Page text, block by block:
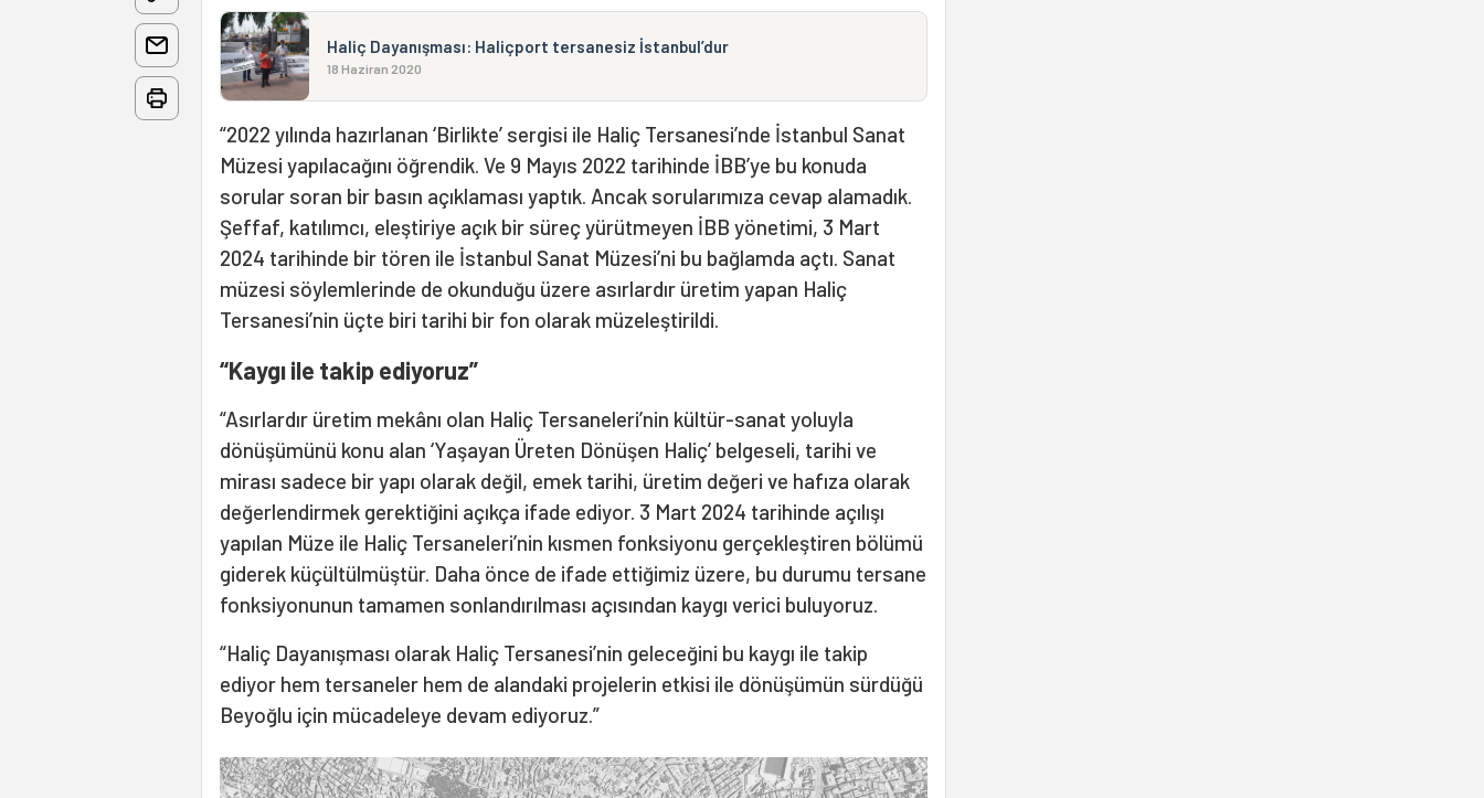
Haliç Dayanışması: Haliçport tersanesiz İstanbul’dur
18 Haziran 2020
“2022 yılında hazırlanan ‘Birlikte’ sergisi ile Haliç Tersanesi’nde İstanbul Sanat
Müzesi yapılacağını öğrendik. Ve 9 Mayıs 2022 tarihinde İBB’ye bu konuda
sorular soran bir basın açıklaması yaptık. Ancak sorularımıza cevap alamadık.
Şeffaf, katılımcı, eleştiriye açık bir süreç yürütmeyen İBB yönetimi, 3 Mart
2024 tarihinde bir tören ile İstanbul Sanat Müzesi’ni bu bağlamda açtı. Sanat
müzesi söylemlerinde de okunduğu üzere asırlardır üretim yapan Haliç
Tersanesi’nin üçte biri tarihi bir fon olarak müzeleştirildi.
“Kaygı ile takip ediyoruz”
“Asırlardır üretim mekânı olan Haliç Tersaneleri’nin kültür-sanat yoluyla
dönüşümünü konu alan ‘Yaşayan Üreten Dönüşen Haliç’ belgeseli, tarihi ve
mirası sadece bir yapı olarak değil, emek tarihi, üretim değeri ve hafıza olarak
değerlendirmek gerektiğini açıkça ifade ediyor. 3 Mart 2024 tarihinde açılışı
yapılan Müze ile Haliç Tersaneleri’nin kısmen fonksiyonu gerçekleştiren bölümü
giderek küçültülmüştür. Daha önce de ifade ettiğimiz üzere, bu durumu tersane
fonksiyonunun tamamen sonlandırılması açısından kaygı verici buluyoruz.
“Haliç Dayanışması olarak Haliç Tersanesi’nin geleceğini bu kaygı ile takip
ediyor hem tersaneler hem de alandaki projelerin etkisi ile dönüşümün sürdüğü
Beyoğlu için mücadeleye devam ediyoruz.”